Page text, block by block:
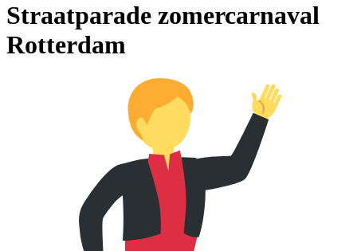
Straatparade zomercarnaval
Rotterdam